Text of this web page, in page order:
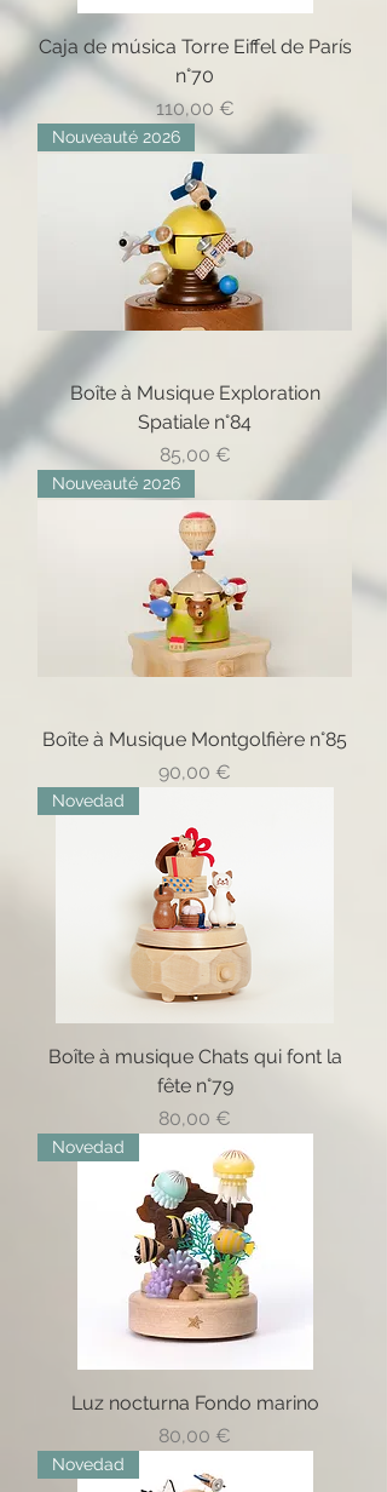
Caja de música Torre Eiffel de París
n°70
Precio
110,00 €
Nouveauté 2026
Boîte à Musique Exploration
Spatiale n°84
Precio
85,00 €
Nouveauté 2026
Boîte à Musique Montgolfière n°85
Precio
90,00 €
Novedad
Boîte à musique Chats qui font la
fête n°79
Precio
80,00 €
Novedad
Luz nocturna Fondo marino
Precio
80,00 €
Novedad